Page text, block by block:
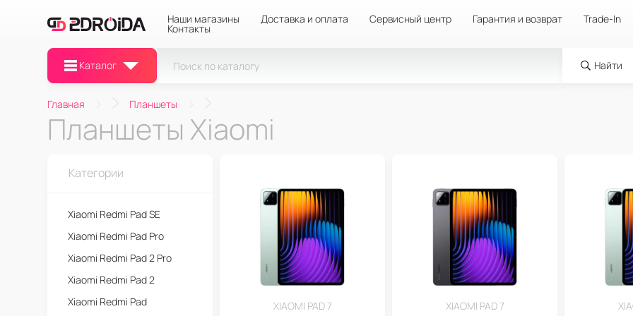
Наши магазины Доставка и оплата Сервисный центр Гарантия и возврат Trade-In
Контакты
Каталог Найти
Главная Планшеты
Планшеты Xiaomi
XIAOMI PAD 7 XIAOMI PAD 7
Категории
Xiaomi Redmi Pad SE
Xiaomi Redmi Pad Pro
Xiaomi Redmi Pad 2 Pro
Xiaomi Redmi Pad 2
Xiaomi Redmi Pad